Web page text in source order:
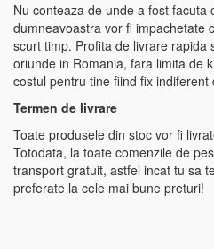
Nu conteaza de unde a fost facuta
dumneavoastra vor fi impachetate
scurt timp. Profita de livrare rapida
oriunde in Romania, fara limita de
costul pentru tine fiind fix
Termen de livrare
Toate produsele din stoc vor fi
Totodata, la toate comenzile de
transport gratuit, astfel incat tu sa
preferate la cele mai bune preturi!